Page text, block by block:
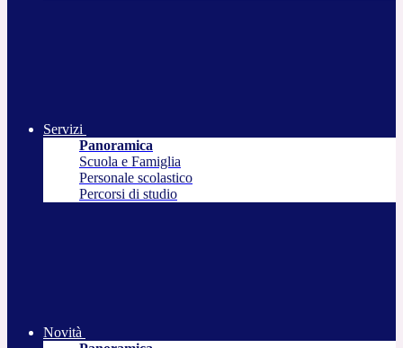
Servizi
Panoramica
Scuola e Famiglia
Personale scolastico
Percorsi di studio
Novità